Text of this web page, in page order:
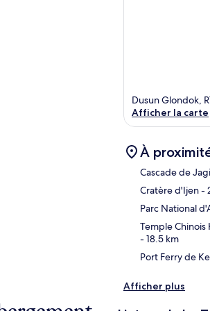
Dusun Glondok,
Afficher la carte
À
Cascade de
Cratère d'Ijen-
Parc National
Temple Chinois
- 18.5 km
Port Ferry de
Afficher plus